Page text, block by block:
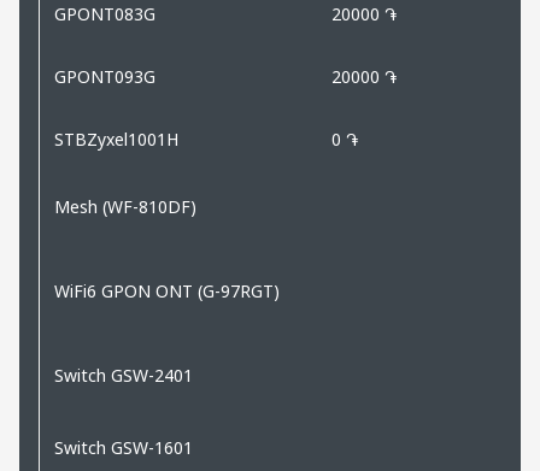
GPONT083G 20000 ֏
GPONT093G 20000 ֏
STBZyxel1001H 0 ֏
Mesh (WF-810DF)
WiFi6 GPON ONT (G-97RGT)
Switch GSW-2401
Switch GSW-1601